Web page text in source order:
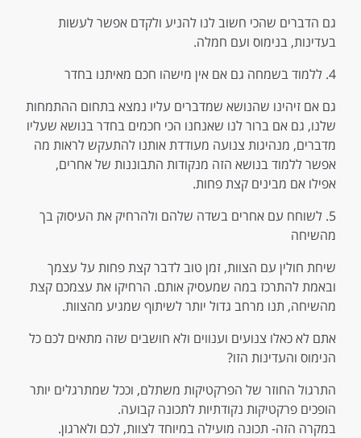
גם הדברים שהכי חשוב לנו להניע ולקדם אפשר לעשות
בעדינות, בנימוס ועם חמלה.
4. ללמוד בשמחה גם אם אין מישהו חכם מאיתנו בחדר
גם אם זיהינו שהנושא שמדברים עליו נמצא בתחום ההתמחות
שלנו, גם אם ברור לנו שאנחנו הכי חכמים בחדר בנושא שעליו
מדברים, מנהיגות צנועה מעודדת אותנו להתעקש לראות מה
אפשר ללמוד בנושא הזה מנקודות התבוננות של אחרים,
אפילו אם מבינים קצת פחות.
5. לשוחח עם אחרים בשדה שלהם ולהרחיק את העיסוק בך
מהשיחה
שיחת חולין עם הצוות, זמן טוב לדבר קצת פחות על עצמך
ובאמת להתרכז במה שמעסיק אותם. הרחיקו את עצמכם קצת
מהשיחה, תנו מרחב גדול יותר לשיתוף שמגיע מהצוות.
אתם לא כאלו צנועים וענווים ולא חושבים שזה מתאים לכם כל
הנימוס והעדינות הזו?
התרגול החוזר של הפרקטיקות משתלם, וככל שמתרגלים יותר
הופכים פרקטיקות נקודתיות לתכונה קבועה.
במקרה הזה- תכונה מועילה במיוחד לצוות, לכם ולארגון.